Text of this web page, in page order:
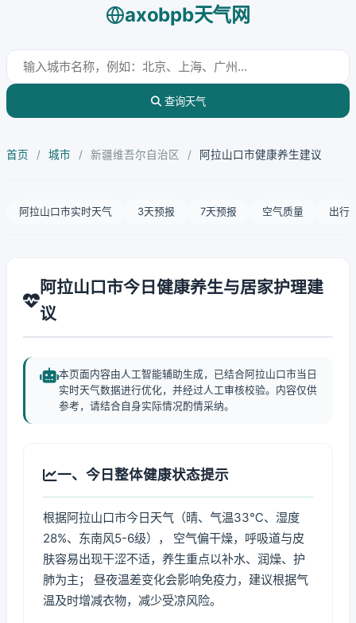
axobpb天气网
查询天气
首页 / 城市 / 新疆维吾尔自治区 / 阿拉山口市健康养生建议
阿拉山口市实时天气 3天预报 7天预报 空气质量 出行
阿拉山口市今日健康养生与居家护理建
议
本页面内容由人工智能辅助生成，已结合阿拉山口市当日
实时天气数据进行优化，并经过人工审核校验。内容仅供
参考，请结合自身实际情况酌情采纳。
一、今日整体健康状态提示
根据阿拉山口市今日天气（晴、气温33℃、湿度
28%、东南风5-6级）， 空气偏干燥，呼吸道与皮
肤容易出现干涩不适，养生重点以补水、润燥、护
肺为主； 昼夜温差变化会影响免疫力，建议根据气
温及时增减衣物，减少受凉风险。